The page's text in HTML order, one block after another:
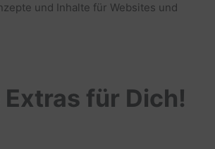
und Inhalte für Websites und
Extras für Dich!